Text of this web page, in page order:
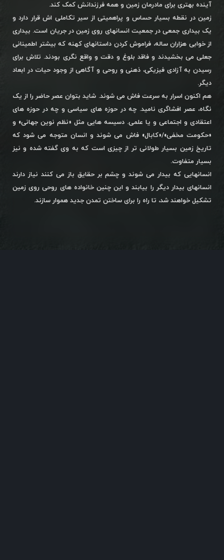
آینده بهتری برای مادرمان زمین و همه فرزندانش کمک کند.
زمین در نقطه بسیار حساس و پراهمیتی از سیر تکاملی اش قرار دارد و
یک بیداری جمعی در جمعیت انسانهای روی زمین در جریان است. بیداری
از خوابی هزاران ساله، فراموش کردن داستانهای کهنه که بیشتر اطمینانی
جعلی می بخشیدند و فاقد بلوغ و دقت و واقع نگری بودند. تلاش برای
رسیدن به آزادی فیزیکی، ذهنی و روحی و آگاهی از وجود حیات در ابعاد
دیگر.
هم اکنون اسرار به سرعت فاش می شوند. شاید بتوان عصر حاضر را از یک
نگاه، عصر افشاگری نامید. چه در حوزه های سیاسی و چه در حوزه های
اعتقادی و اجتماعی و یا علمی. دسیسه هایی مثل «نظم نوین جهانی» و
«حکومت مخفی»/«کابال» فاش می شوند و انسان متوجه می شود که
تاریخ زمین بسیار طولانی تر از چیزی است که به وی گفته شده و نیز
بسیار متفاوت.
انسانهایی که بیدار می شوند و چشم بر حقایق باز می کنند نیاز دارند
انسانهای بیدار دیگر را بیابند و این چنین خانواده های روحی روی زمین
تشکیل خواهند شد، تا راه را برای ساختن تمدن جدید هموار سازند.